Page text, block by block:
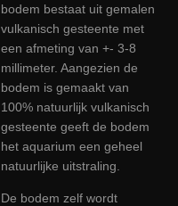
bodem bestaat uit gemalen
vulkanisch gesteente met
een afmeting van +- 3-8
millimeter. Aangezien de
bodem is gemaakt van
100% natuurlijk vulkanisch
gesteente geeft de bodem
het aquarium een geheel
natuurlijke uitstraling.
De bodem zelf wordt